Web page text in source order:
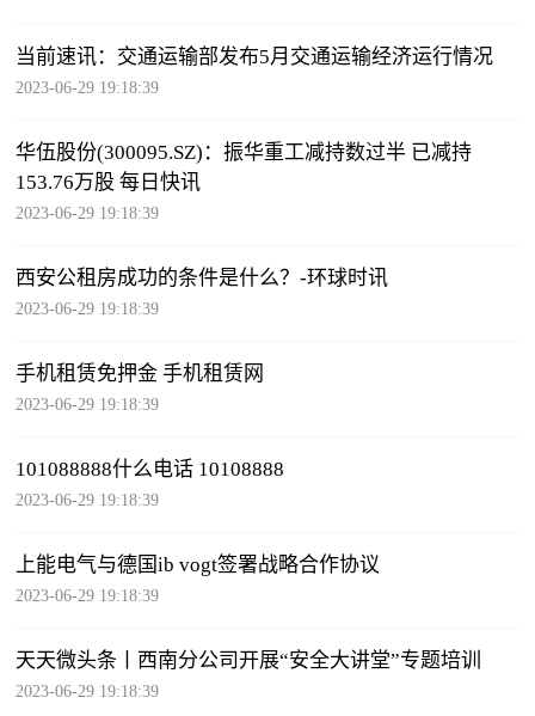
当前速讯：交通运输部发布5月交通运输经济运行情况
2023-06-29 19:18:39
华伍股份(300095.SZ)：振华重工减持数过半 已减持
153.76万股 每日快讯
2023-06-29 19:18:39
西安公租房成功的条件是什么？-环球时讯
2023-06-29 19:18:39
手机租赁免押金 手机租赁网
2023-06-29 19:18:39
101088888什么电话 10108888
2023-06-29 19:18:39
上能电气与德国ib vogt签署战略合作协议
2023-06-29 19:18:39
天天微头条丨西南分公司开展“安全大讲堂”专题培训
2023-06-29 19:18:39